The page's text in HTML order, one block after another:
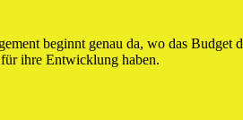
beginnt genau da, wo das Budget
ihre Entwicklung haben.